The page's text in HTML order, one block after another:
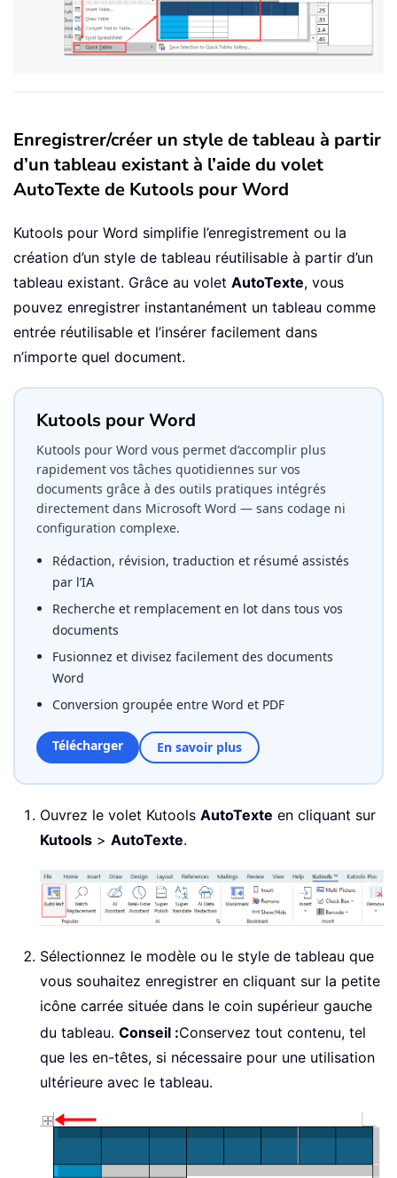
Enregistrer/créer un style de tableau à partir
d’un tableau existant à l’aide du volet
AutoTexte de Kutools pour Word
Kutools pour Word simplifie l’enregistrement ou la
création d’un style de tableau réutilisable à partir d’un
tableau existant. Grâce au volet AutoTexte, vous
pouvez enregistrer instantanément un tableau comme
entrée réutilisable et l’insérer facilement dans
n’importe quel document.
Kutools pour Word
Kutools pour Word vous permet d’accomplir plus
rapidement vos tâches quotidiennes sur vos
documents grâce à des outils pratiques intégrés
directement dans Microsoft Word — sans codage ni
configuration complexe.
Rédaction, révision, traduction et résumé assistés
par l’IA
Recherche et remplacement en lot dans tous vos
documents
Fusionnez et divisez facilement des documents
Word
Conversion groupée entre Word et PDF
Télécharger En savoir plus
Ouvrez le volet Kutools AutoTexte en cliquant sur
Kutools > AutoTexte.
Sélectionnez le modèle ou le style de tableau que
vous souhaitez enregistrer en cliquant sur la petite
icône carrée située dans le coin supérieur gauche
du tableau. Conseil :Conservez tout contenu, tel
que les en-têtes, si nécessaire pour une utilisation
ultérieure avec le tableau.